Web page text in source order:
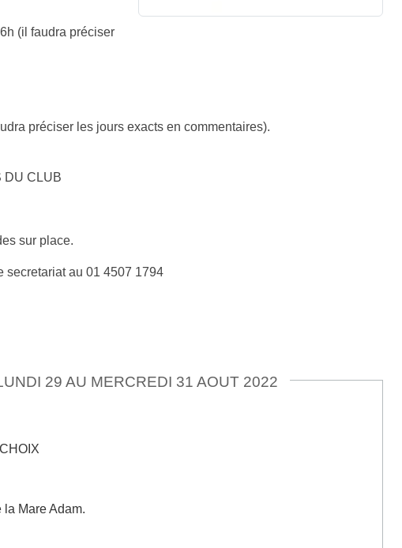
(il faudra préciser
préciser les jours exacts en commentaires).
DU CLUB
sur place.
secretariat au 01 4507 1794
29 AU MERCREDI 31 AOUT 2022
Mare Adam.